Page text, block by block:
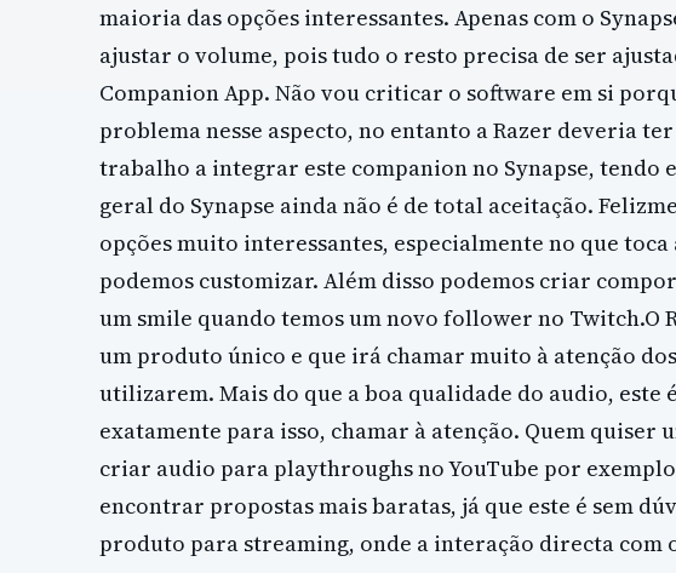
maioria das opções interessantes. Apenas com o
ajustar o volume, pois tudo o resto precisa de ser
Companion App. Não vou criticar o software em si
problema nesse aspecto, no entanto a Razer deveria
trabalho a integrar este companion no Synapse, tendo
geral do Synapse ainda não é de total aceitação.
opções muito interessantes, especialmente no que toca
podemos customizar. Além disso podemos criar
um smile quando temos um novo follower no Twitch.O
um produto único e que irá chamar muito à atenção
utilizarem. Mais do que a boa qualidade do audio, este
exatamente para isso, chamar à atenção. Quem quiser
criar audio para playthroughs no YouTube por
encontrar propostas mais baratas, já que este é sem
produto para streaming, onde a interação directa com